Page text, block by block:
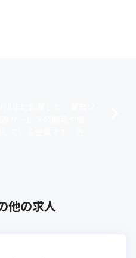
他の求人